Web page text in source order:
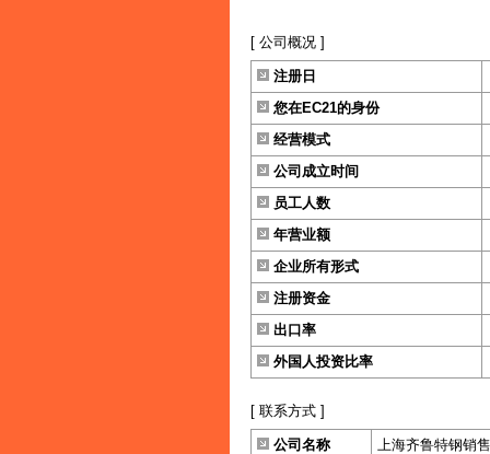
[ 公司概况 ]
注册日
您在EC21的身份
经营模式
公司成立时间
员工人数
年营业额
企业所有形式
注册资金
出口率
外国人投资比率
[ 联系方式 ]
公司名称
上海齐鲁特钢销